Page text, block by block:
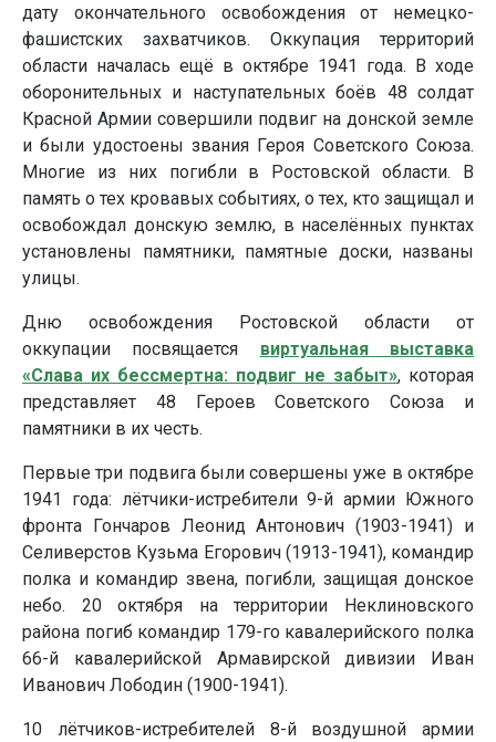
дату окончательного освобождения от немецко-
фашистских захватчиков. Оккупация территорий
области началась ещё в октябре 1941 года. В ходе
оборонительных и наступательных боёв 48 солдат
Красной Армии совершили подвиг на донской земле
и были удостоены звания Героя Советского Союза.
Многие из них погибли в Ростовской области. В
память о тех кровавых событиях, о тех, кто защищал и
освобождал донскую землю, в населённых пунктах
установлены памятники, памятные доски, названы
улицы.
Дню освобождения Ростовской области от
оккупации посвящается виртуальная выставка
«Слава их бессмертна: подвиг не забыт», которая
представляет 48 Героев Советского Союза и
памятники в их честь.
Первые три подвига были совершены уже в октябре
1941 года: лётчики-истребители 9-й армии Южного
фронта Гончаров Леонид Антонович (1903-1941) и
Селиверстов Кузьма Егоpович (1913-1941), командир
полка и командир звена, погибли, защищая донское
небо. 20 октября на территории Неклиновского
района погиб командир 179-го кавалерийского полка
66-й кавалерийской Армавирской дивизии Иван
Иванович Лободин (1900-1941).
10 лётчиков-истребителей 8-й воздушной армии